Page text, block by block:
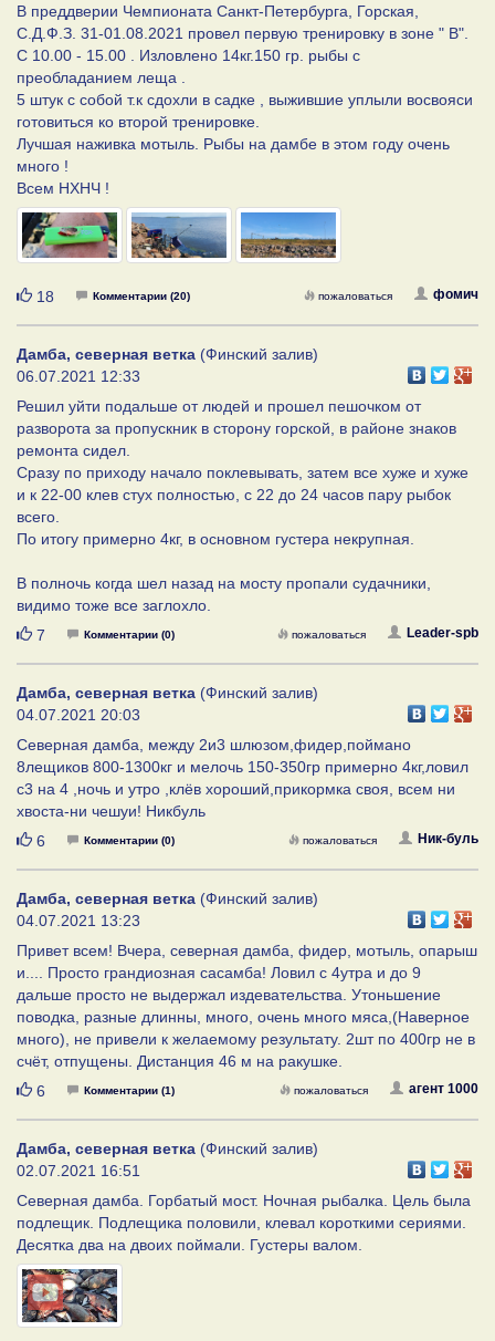
В преддверии Чемпионата Санкт-Петербурга, Горская,
С.Д.Ф.З. 31-01.08.2021 провел первую тренировку в зоне " В".
С 10.00 - 15.00 . Изловлено 14кг.150 гр. рыбы с
преобладанием леща .
5 штук с собой т.к сдохли в садке , выжившие уплыли восвояси
готовиться ко второй тренировке.
Лучшая наживка мотыль. Рыбы на дамбе в этом году очень
много !
Всем НХНЧ !
Нравится
18 Комментарии (20) фомич
пожаловаться
Дамба, северная ветка (Финский залив)
06.07.2021 12:33
Решил уйти подальше от людей и прошел пешочком от
разворота за пропускник в сторону горской, в районе знаков
ремонта сидел.
Сразу по приходу начало поклевывать, затем все хуже и хуже
и к 22-00 клев стух полностью, с 22 до 24 часов пару рыбок
всего.
По итогу примерно 4кг, в основном густера некрупная.
В полночь когда шел назад на мосту пропали судачники,
видимо тоже все заглохло.
Нравится
7 Комментарии (0) Leader-spb
пожаловаться
Дамба, северная ветка (Финский залив)
04.07.2021 20:03
Северная дамба, между 2и3 шлюзом,фидер,поймано
8лещиков 800-1300кг и мелочь 150-350гр примерно 4кг,ловил
с3 на 4 ,ночь и утро ,клёв хороший,прикормка своя, всем ни
хвоста-ни чешуи! Никбуль
Нравится
6 Комментарии (0) Ник-буль
пожаловаться
Дамба, северная ветка (Финский залив)
04.07.2021 13:23
Привет всем! Вчера, северная дамба, фидер, мотыль, опарыш
и.... Просто грандиозная сасамба! Ловил с 4утра и до 9
дальше просто не выдержал издевательства. Утоньшение
поводка, разные длинны, много, очень много мяса,(Наверное
много), не привели к желаемому результату. 2шт по 400гр не в
счёт, отпущены. Дистанция 46 м на ракушке.
Нравится
6 Комментарии (1) агент 1000
пожаловаться
Дамба, северная ветка (Финский залив)
02.07.2021 16:51
Северная дамба. Горбатый мост. Ночная рыбалка. Цель была
подлещик. Подлещика половили, клевал короткими сериями.
Десятка два на двоих поймали. Густеры валом.